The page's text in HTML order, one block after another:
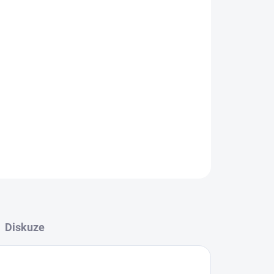
a bromélie 2 l Substrát pro orchideje je
a pěstování pokojových orchideji.
Diskuze